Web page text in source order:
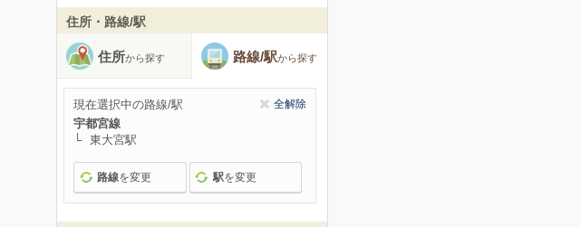
住所・路線/駅
住所から探す 路線/駅から探す
現在選択中の路線/駅 全解除
宇都宮線
東大宮駅
路線を変更 駅を変更